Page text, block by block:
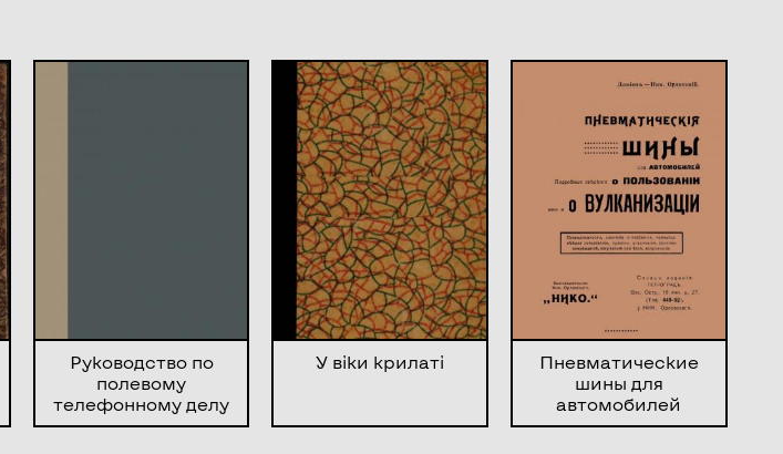
Руководство по
полевому
телефонному делу
У віки крилаті
Пневматические
шины для
автомобилей